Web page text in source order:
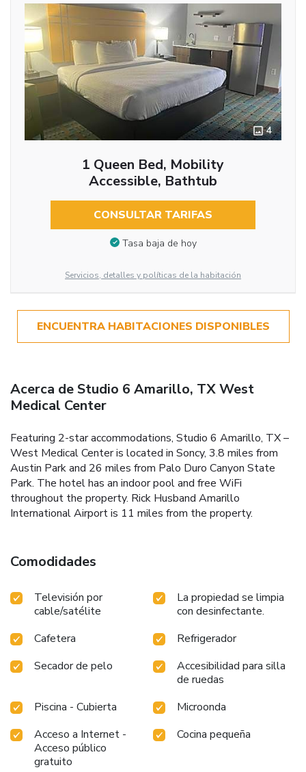
4
1 Queen Bed, Mobility
Accessible, Bathtub
CONSULTAR TARIFAS
Tasa baja de hoy
Servicios, detalles y políticas de la habitación
ENCUENTRA HABITACIONES DISPONIBLES
Acerca de Studio 6 Amarillo, TX West
Medical Center
Featuring 2-star accommodations, Studio 6 Amarillo, TX –
West Medical Center is located in Soncy, 3.8 miles from
Austin Park and 26 miles from Palo Duro Canyon State
Park. The hotel has an indoor pool and free WiFi
throughout the property. Rick Husband Amarillo
International Airport is 11 miles from the property.
Comodidades
Televisión por
cable/satélite
La propiedad se limpia
con desinfectante.
Cafetera
Refrigerador
Secador de pelo
Accesibilidad para silla
de ruedas
Piscina - Cubierta
Microonda
Acceso a Internet -
Acceso público
gratuito
Cocina pequeña